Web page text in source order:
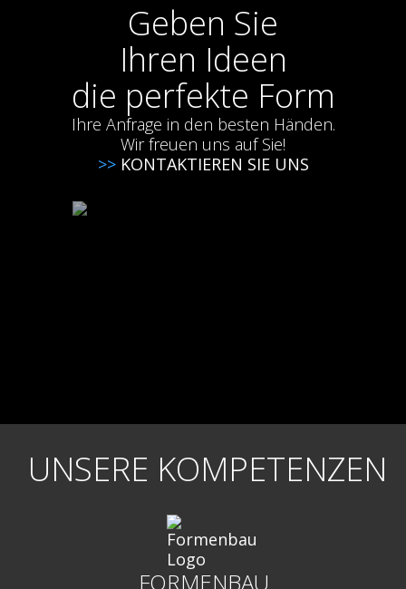
Geben Sie
Ihren Ideen
die perfekte Form
Ihre Anfrage in den besten Händen.
Wir freuen uns auf Sie!
>>KONTAKTIEREN SIE UNS
UNSERE KOMPETENZEN
FORMENBAU